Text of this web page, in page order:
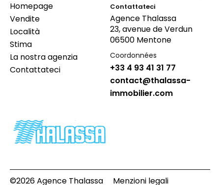
Homepage
Vendite
Località
Stima
La nostra agenzia
Contattateci
Contattateci
Agence Thalassa
23, avenue de Verdun
06500 Mentone
Coordonnées
+33 4 93 41 31 77
contact@thalassa-
immobilier.com
©2026 Agence Thalassa Menzioni legali